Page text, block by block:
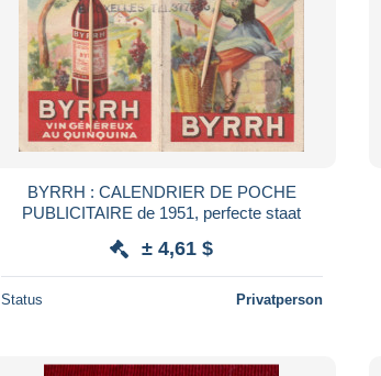
BYRRH : CALENDRIER DE POCHE
PUBLICITAIRE de 1951, perfecte staat
± 4,61 $
Status Privatperson